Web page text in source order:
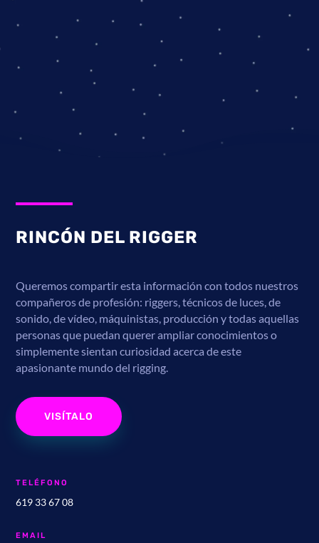
NUESTROS TRABAJOS
RINCÓN DEL RIGGER
Queremos compartir esta información con todos nuestros
compañeros de profesión: riggers, técnicos de luces, de
sonido, de vídeo, máquinistas, producción y todas aquellas
personas que puedan querer ampliar conocimientos o
simplemente sientan curiosidad acerca de este
apasionante mundo del rigging.
VISÍTALO
TELÉFONO
619 33 67 08
EMAIL